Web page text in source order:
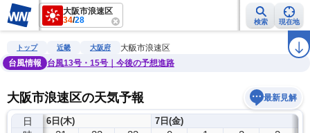
大阪市浪速区
34/28 検索 現在地
雨雲レーダー 台風情報 地震情報 ラ
トップ 近畿 大阪府
大阪市浪速区
台風情報
台風13号・15号｜今後の予想進路
大阪市浪速区の天気予報 最新見解
日
6日(木) 7日(金)